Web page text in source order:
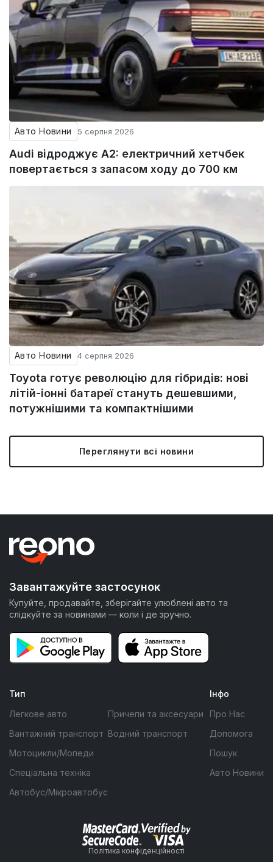
Авто Новини 5 серпня 2026
Audi відроджує A2: електричний хетчбек
повертається з запасом ходу до 700 км
Авто Новини 4 серпня 2026
Toyota готує революцію для гібридів: нові
літій-іонні батареї стануть дешевшими,
потужнішими та компактнішими
Переглянути всі новини
Завантажуйте застосунок
Купуйте, продавайте, зберігайте улюблені авто та
слідкуйте за новинами — коли і де зручно.
Тип
Легкове авто
Вантажний транспорт
Мотоцикли/Мопеди
Спеціальна техніка
Автобус/Мікроавтобус
Причепи та аксесуари
Водний транспорт
Інфо
Про Нас
Допомога
Пошук
Авто Новини
Політика конфіденційності